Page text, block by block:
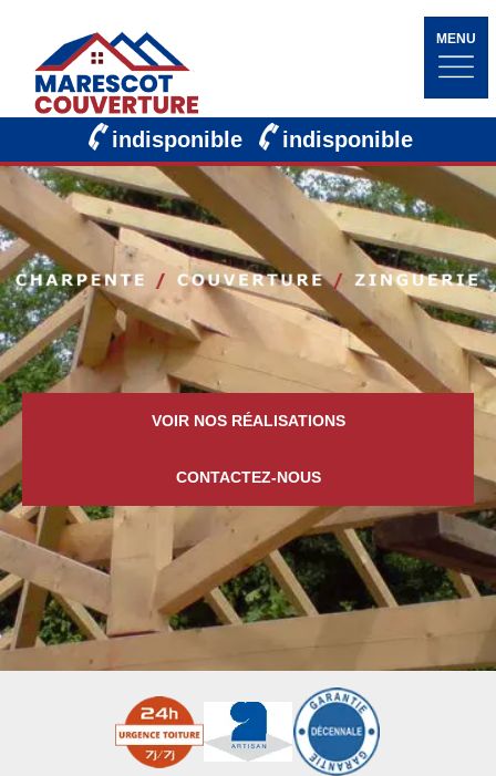
MENU
indisponible indisponible
VOIR NOS RÉALISATIONS
CONTACTEZ-NOUS